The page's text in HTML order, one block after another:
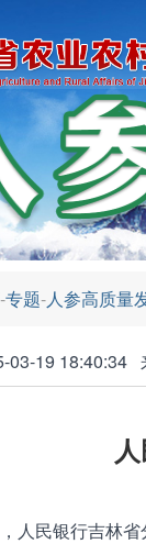
-专题-人参高质量
03-19 18:40:34
人民银行吉林